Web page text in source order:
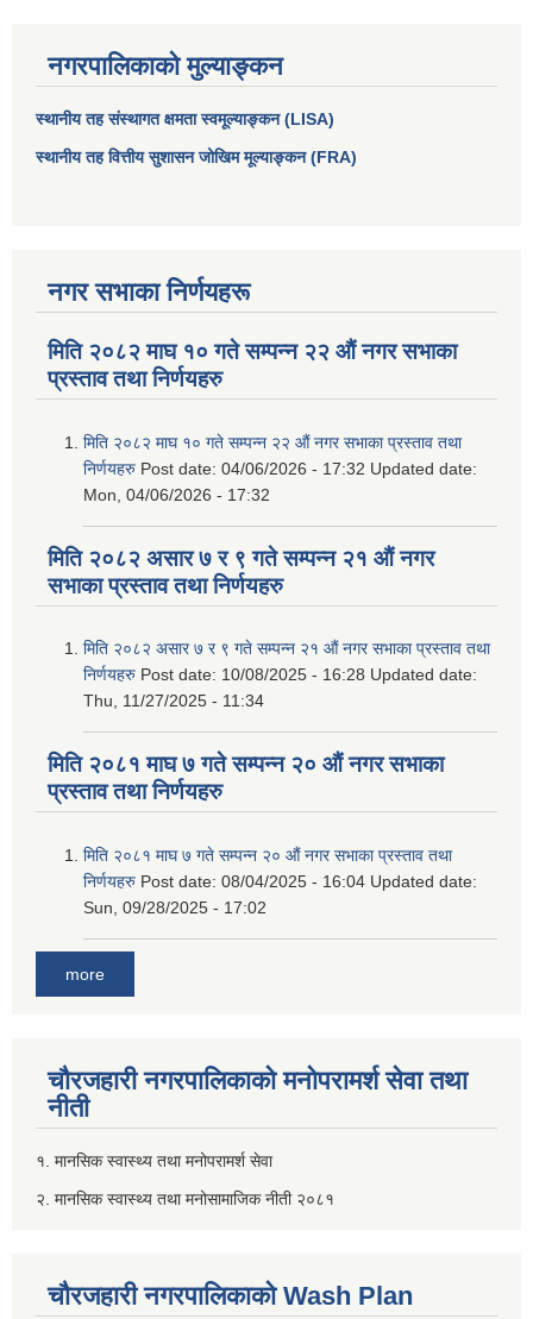
नगरपालिकाको मुल्याङ्कन
स्थानीय तह संस्थागत क्षमता स्वमूल्याङ्कन (LISA)
स्थानीय तह वित्तीय सुशासन जोखिम मूल्याङ्कन (FRA)
नगर सभाका निर्णयहरू
मिति २०८२ माघ १० गते सम्पन्न २२ औं नगर सभाका
प्रस्ताव तथा निर्णयहरु
मिति २०८२ माघ १० गते सम्पन्न २२ औं नगर सभाका प्रस्ताव तथा
निर्णयहरु Post date: 04/06/2026 - 17:32 Updated date:
Mon, 04/06/2026 - 17:32
मिति २०८२ असार ७ र ९ गते सम्पन्न २१ औं नगर
सभाका प्रस्ताव तथा निर्णयहरु
मिति २०८२ असार ७ र ९ गते सम्पन्न २१ औं नगर सभाका प्रस्ताव तथा
निर्णयहरु Post date: 10/08/2025 - 16:28 Updated date:
Thu, 11/27/2025 - 11:34
मिति २०८१ माघ ७ गते सम्पन्न २० औं नगर सभाका
प्रस्ताव तथा निर्णयहरु
मिति २०८१ माघ ७ गते सम्पन्न २० औं नगर सभाका प्रस्ताव तथा
निर्णयहरु Post date: 08/04/2025 - 16:04 Updated date:
Sun, 09/28/2025 - 17:02
more
चौरजहारी नगरपालिकाको मनोपरामर्श सेवा तथा
नीती
१. मानसिक स्वास्थ्य तथा मनोपरामर्श सेवा
२. मानसिक स्वास्थ्य तथा मनोसामाजिक नीती २०८१
चौरजहारी नगरपालिकाको Wash Plan